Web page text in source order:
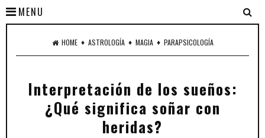
MENU
HOME ♦ ASTROLOGÍA ♦ MAGIA ♦ PARAPSICOLOGÍA
Interpretación de los sueños:
¿Qué significa soñar con
heridas?